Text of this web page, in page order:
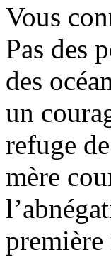
Vous
Pas des
des
un
refuge
mère
première